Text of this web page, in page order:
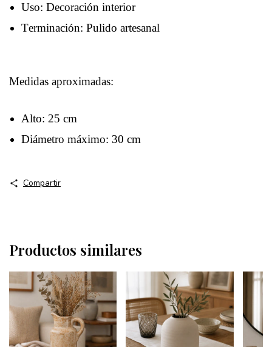
Uso: Decoración interior
Terminación: Pulido artesanal
Medidas aproximadas:
Alto: 25 cm
Diámetro máximo: 30 cm
Compartir
Productos similares